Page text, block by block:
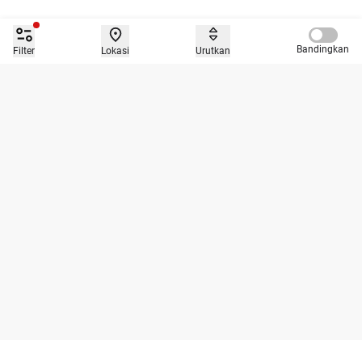
Filter Lokasi Urutkan Bandingkan